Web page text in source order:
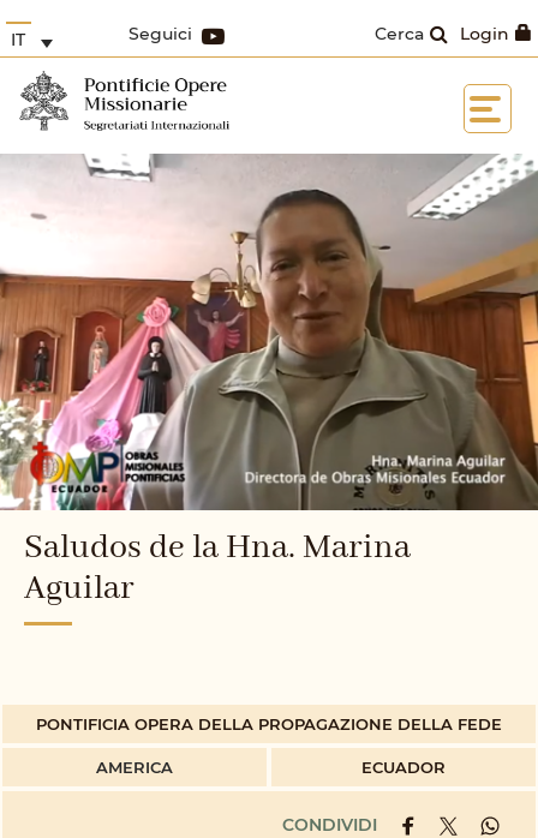
Login
Cerca
Seguici
IT
Saludos de la Hna. Marina
Aguilar
PONTIFICIA OPERA DELLA PROPAGAZIONE DELLA FEDE
AMERICA ECUADOR
CONDIVIDI